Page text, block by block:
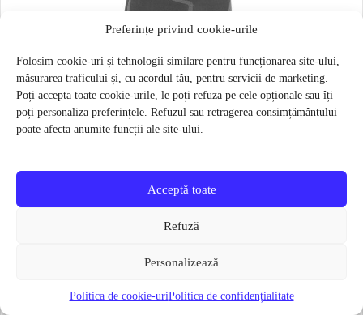
Preferințe privind cookie-urile
Folosim cookie-uri și tehnologii similare pentru funcționarea site-ului,
măsurarea traficului și, cu acordul tău, pentru servicii de marketing.
Poți accepta toate cookie-urile, le poți refuza pe cele opționale sau îți
poți personaliza preferințele. Refuzul sau retragerea consimțământului
poate afecta anumite funcții ale site-ului.
Acceptă toate
Refuză
Personalizează
Politica de cookie-uriPolitica de confidențialitate
Pantaloni functionali Force Frost marime L-XL Negru